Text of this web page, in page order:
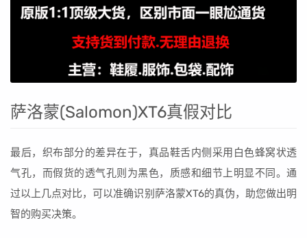
萨洛蒙(Salomon)XT6真假对比
最后，织布部分的差异在于，真品鞋舌内侧采用白色蜂窝状透
气孔，而假货的透气孔则为黑色，质感和细节上明显不同。通
过以上几点对比，可以准确识别萨洛蒙XT6的真伪，助您做出明
智的购买决策。